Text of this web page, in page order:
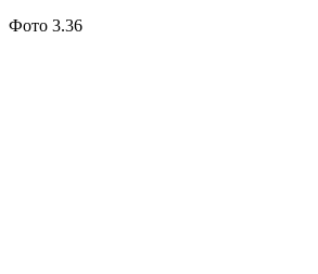
Фото 3.36